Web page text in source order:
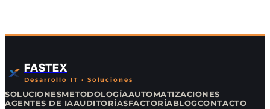
FASTEX
Desarrollo IT · Soluciones
SOLUCIONESMETODOLOGÍAAUTOMATIZACIONES
AGENTES DE IAAUDITORÍASFACTORÍABLOGCONTACTO